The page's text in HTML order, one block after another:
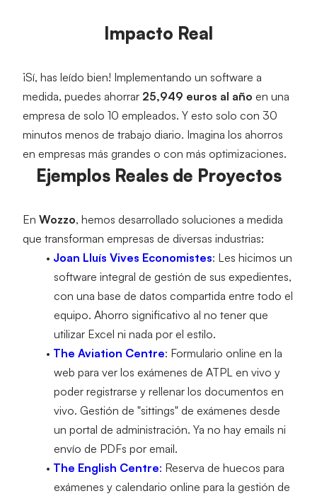
Impacto Real
¡Sí, has leído bien! Implementando un software a
medida, puedes ahorrar 25,949 euros al año en una
empresa de solo 10 empleados. Y esto solo con 30
minutos menos de trabajo diario. Imagina los ahorros
en empresas más grandes o con más optimizaciones.
Ejemplos Reales de Proyectos
En Wozzo, hemos desarrollado soluciones a medida
que transforman empresas de diversas industrias:
Joan Lluís Vives Economistes: Les hicimos un
software integral de gestión de sus expedientes,
con una base de datos compartida entre todo el
equipo. Ahorro significativo al no tener que
utilizar Excel ni nada por el estilo.
The Aviation Centre: Formulario online en la
web para ver los exámenes de ATPL en vivo y
poder registrarse y rellenar los documentos en
vivo. Gestión de "sittings" de exámenes desde
un portal de administración. Ya no hay emails ni
envío de PDFs por email.
The English Centre: Reserva de huecos para
exámenes y calendario online para la gestión de